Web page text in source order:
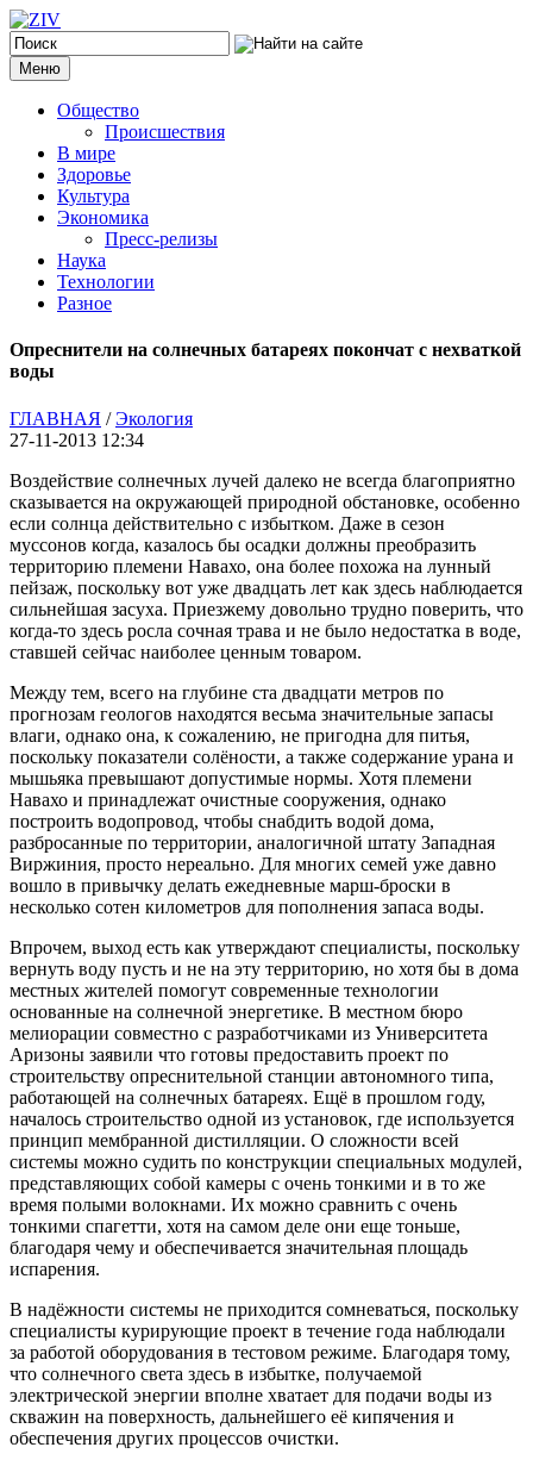
Меню
Общество
Происшествия
В мире
Здоровье
Культура
Экономика
Пресс-релизы
Наука
Технологии
Разное
Опреснители на солнечных батареях покончат с нехваткой
воды
ГЛАВНАЯ /Экология
27-11-2013 12:34
Воздействие солнечных лучей далеко не всегда благоприятно
сказывается на окружающей природной обстановке, особенно
если солнца действительно с избытком. Даже в сезон
муссонов когда, казалось бы осадки должны преобразить
территорию племени Навахо, она более похожа на лунный
пейзаж, поскольку вот уже двадцать лет как здесь наблюдается
сильнейшая засуха. Приезжему довольно трудно поверить, что
когда-то здесь росла сочная трава и не было недостатка в воде,
ставшей сейчас наиболее ценным товаром.
Между тем, всего на глубине ста двадцати метров по
прогнозам геологов находятся весьма значительные запасы
влаги, однако она, к сожалению, не пригодна для питья,
поскольку показатели солёности, а также содержание урана и
мышьяка превышают допустимые нормы. Хотя племени
Навахо и принадлежат очистные сооружения, однако
построить водопровод, чтобы снабдить водой дома,
разбросанные по территории, аналогичной штату Западная
Виржиния, просто нереально. Для многих семей уже давно
вошло в привычку делать ежедневные марш-броски в
несколько сотен километров для пополнения запаса воды.
Впрочем, выход есть как утверждают специалисты, поскольку
вернуть воду пусть и не на эту территорию, но хотя бы в дома
местных жителей помогут современные технологии
основанные на солнечной энергетике. В местном бюро
мелиорации совместно с разработчиками из Университета
Аризоны заявили что готовы предоставить проект по
строительству опреснительной станции автономного типа,
работающей на солнечных батареях. Ещё в прошлом году,
началось строительство одной из установок, где используется
принцип мембранной дистилляции. О сложности всей
системы можно судить по конструкции специальных модулей,
представляющих собой камеры с очень тонкими и в то же
время полыми волокнами. Их можно сравнить с очень
тонкими спагетти, хотя на самом деле они еще тоньше,
благодаря чему и обеспечивается значительная площадь
испарения.
В надёжности системы не приходится сомневаться, поскольку
специалисты курирующие проект в течение года наблюдали
за работой оборудования в тестовом режиме. Благодаря тому,
что солнечного света здесь в избытке, получаемой
электрической энергии вполне хватает для подачи воды из
скважин на поверхность, дальнейшего её кипячения и
обеспечения других процессов очистки.